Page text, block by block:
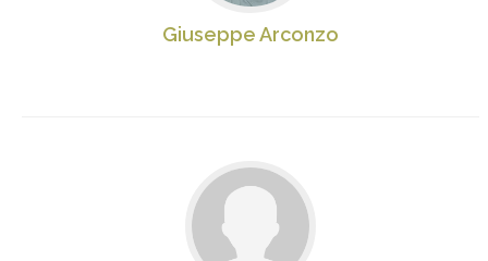
Giuseppe Arconzo